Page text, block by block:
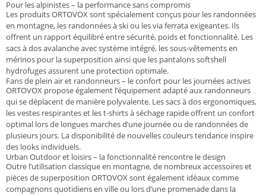
Pour les alpinistes – la performance sans compromis
Les produits ORTOVOX sont spécialement conçus pour les randonnées
en montagne, les randonnées à ski ou les via ferrata exigeantes. Ils
offrent un rapport équilibré entre sécurité, poids et fonctionnalité. Les
sacs à dos avalanche avec système intégré, les sous-vêtements en
mérinos pour la superposition ainsi que les pantalons softshell
hydrofuges assurent une protection optimale.
Fans de plein air et randonneurs – le confort pour les journées actives
ORTOVOX propose également l’équipement adapté aux randonneurs
qui se déplacent de manière polyvalente. Les sacs à dos ergonomiques,
les vestes respirantes et les t-shirts à séchage rapide offrent un confort
optimal lors de longues marches d’une journée ou de randonnées de
plusieurs jours. La disponibilité de nouvelles couleurs tendance inspire
des looks individuels.
Urban Outdoor et loisirs – la fonctionnalité rencontre le design
Outre l’utilisation classique en montagne, de nombreux accessoires et
pièces de superposition ORTOVOX sont également idéaux comme
compagnons quotidiens en ville ou lors d’une promenade dans la